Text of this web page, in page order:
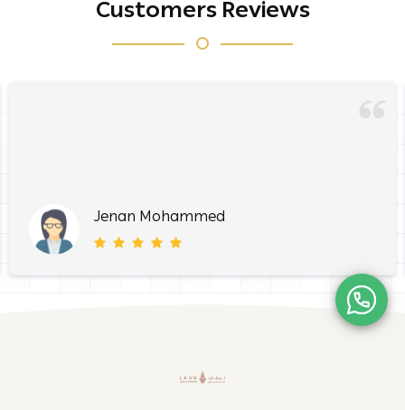
Customers Reviews
Jenan Mohammed